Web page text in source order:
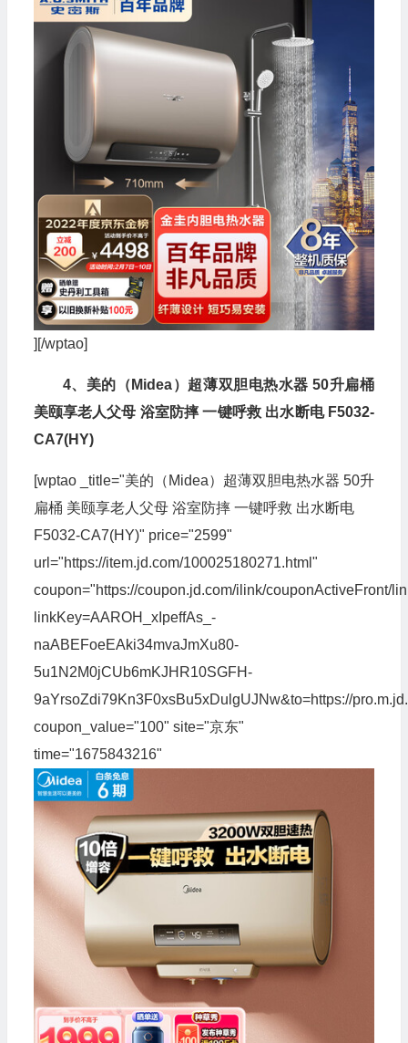
][/wptao]
4、美的（Midea）超薄双胆电热水器 50升扁桶
美颐享老人父母 浴室防摔 一键呼救 出水断电 F5032-
CA7(HY)
[wptao _title="美的（Midea）超薄双胆电热水器 50升
扁桶 美颐享老人父母 浴室防摔 一键呼救 出水断电
F5032-CA7(HY)" price="2599"
url="https://item.jd.com/100025180271.html"
coupon="https://coupon.jd.com/ilink/couponActiveFront/
linkKey=AAROH_xIpeffAs_-
naABEFoeEAki34mvaJmXu80-
5u1N2M0jCUb6mKJHR10SGFH-
9aYrsoZdi79Kn3F0xsBu5xDulgUJNw&to=https://
coupon_value="100" site="京东"
time="1675843216"